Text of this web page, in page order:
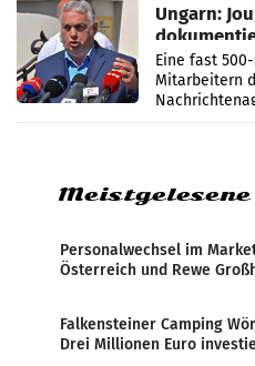
Ungarn:
Zensur
Eine fast
Mitarbeitern
Personalwechsel im
Österreich und Rewe
Falkensteiner Camping
Drei Millionen Euro